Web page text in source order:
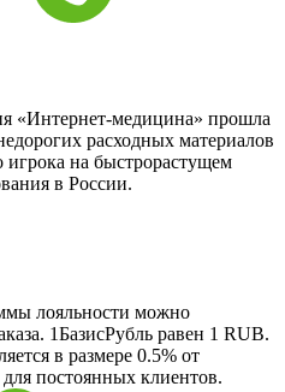
«Интернет-медицина» прошла
расходных материалов
игрока на быстрорастущем
в России.
лояльности можно
1БазисРубль равен 1 RUB.
в размере 0.5% от
постоянных клиентов.